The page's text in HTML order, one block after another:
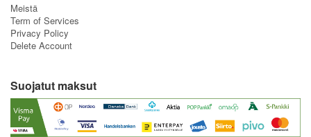
asiakassuhdeviestintä
- palveluiden kehittäminen, raportointi (mm. tilaushistoria) sekä
personointi
Rekisterin tietosisältö
Henkilötiedot:
- henkilön etu- ja sukunimi
Meistä
Term of Services
Privacy Policy
Delete Account
Suojatut maksut